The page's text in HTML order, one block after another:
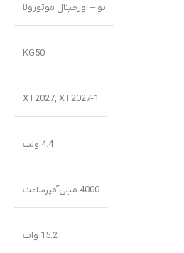
نو – اورجینال موتورولا
KG50
XT2027, XT2027-1
4.4 ولت
4000 میلی‌‌‌آمپرساعت
15.2 وات